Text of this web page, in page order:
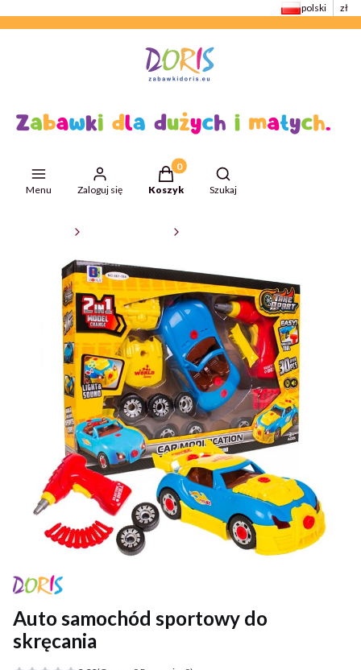
polski zł
Menu Zaloguj się
Produkty w koszyku: 0. Zobacz
Koszyk
Otwórz wyszukiwarkę
Szukaj
Auto samochód sportowy do
skręcania